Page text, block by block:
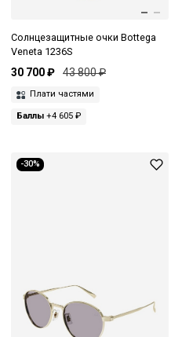
Солнцезащитные очки Bottega
Veneta 1236S
30 700 ₽ 43 800 ₽
Плати частями
Баллы +4 605 ₽
-30%